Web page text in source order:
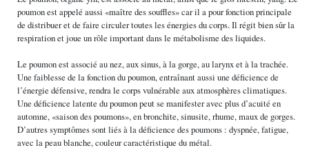
poumon est appelé aussi «maître des souffles» car il a pour fonction principale
de distribuer et de faire circuler toutes les énergies du corps. Il régit bien sûr la
respiration et joue un rôle important dans le métabolisme des liquides.
Le poumon est associé au nez, aux sinus, à la gorge, au larynx et à la trachée.
Une faiblesse de la fonction du poumon, entraînant aussi une déficience de
l’énergie défensive, rendra le corps vulnérable aux atmosphères climatiques.
Une déficience latente du poumon peut se manifester avec plus d’acuité en
automne, «saison des poumons», en bronchite, sinusite, rhume, maux de gorges.
D’autres symptômes sont liés à la déficience des poumons : dyspnée, fatigue,
avec la peau blanche, couleur caractéristique du métal.